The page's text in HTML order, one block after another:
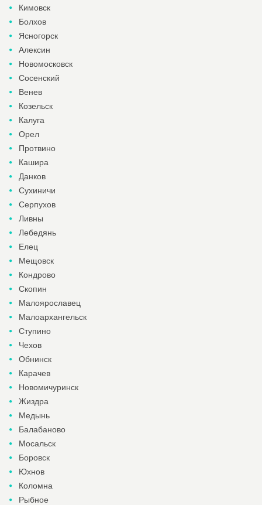
Кимовск
Болхов
Ясногорск
Алексин
Новомосковск
Сосенский
Венев
Козельск
Калуга
Орел
Протвино
Кашира
Данков
Сухиничи
Серпухов
Ливны
Лебедянь
Елец
Мещовск
Кондрово
Скопин
Малоярославец
Малоархангельск
Ступино
Чехов
Обнинск
Карачев
Новомичуринск
Жиздра
Медынь
Балабаново
Мосальск
Боровск
Юхнов
Коломна
Рыбное